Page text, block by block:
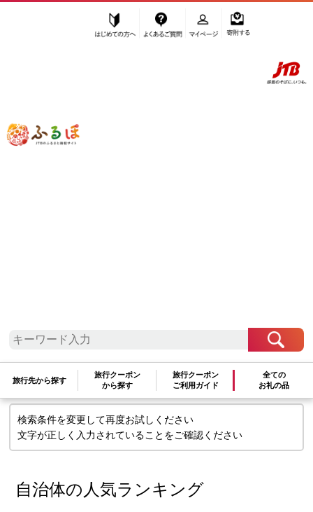
ふるぽ JTBのふるさと納税サイト
旅行先から探す
旅行クーポン
から探す
旅行クーポン
ご利用ガイド
全ての
お礼の品
「ふるさと納税」TOP
たれ・ドレッシング・酢
検索条件に一致するお礼の品はありま
せん
検索条件を変更して再度お試しください
文字が正しく入力されていることをご確認ください
自治体の人気ランキング